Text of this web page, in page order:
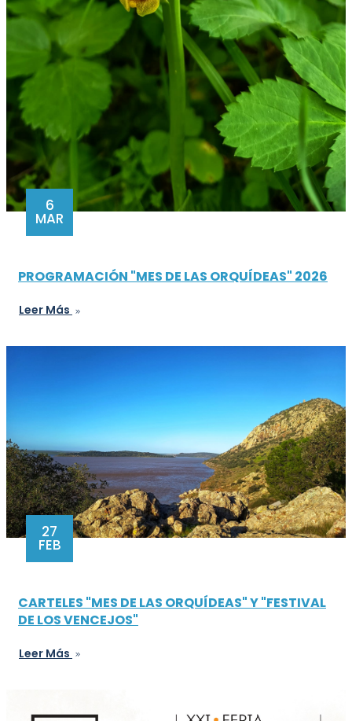
6
MAR
PROGRAMACIÓN "MES DE LAS ORQUÍDEAS" 2026
Leer Más
27
FEB
CARTELES "MES DE LAS ORQUÍDEAS" Y "FESTIVAL
DE LOS VENCEJOS"
Leer Más